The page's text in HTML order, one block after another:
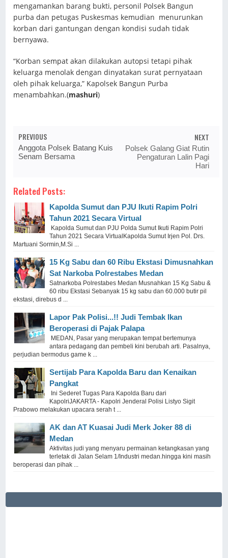
mengamankan barang bukti, personil Polsek Bangun
purba dan petugas Puskesmas kemudian menurunkan
korban dari gantungan dengan kondisi sudah tidak
bernyawa.
“Korban sempat akan dilakukan autopsi tetapi pihak
keluarga menolak dengan dinyatakan surat pernyataan
oleh pihak keluarga,” Kapolsek Bangun Purba
menambahkan.(mashuri)
PREVIOUS
Anggota Polsek Batang Kuis
Senam Bersama
NEXT
Polsek Galang Giat Rutin
Pengaturan Lalin Pagi
Hari
Related Posts:
Kapolda Sumut dan PJU Ikuti Rapim Polri
Tahun 2021 Secara Virtual
Kapolda Sumut dan PJU Polda Sumut Ikuti Rapim Polri
Tahun 2021 Secara VirtualKapolda Sumut Irjen Pol. Drs.
Martuani Sormin,M.Si ...
15 Kg Sabu dan 60 Ribu Ekstasi Dimusnahkan
Sat Narkoba Polrestabes Medan
Satnarkoba Polrestabes Medan Musnahkan 15 Kg Sabu &
60 ribu Ekstasi Sebanyak 15 kg sabu dan 60.000 butir pil
ekstasi, direbus d ...
Lapor Pak Polisi...!! Judi Tembak Ikan
Beroperasi di Pajak Palapa
MEDAN, Pasar yang merupakan tempat bertemunya
antara pedagang dan pembeli kini berubah arti. Pasalnya,
perjudian bermodus game k ...
Sertijab Para Kapolda Baru dan Kenaikan
Pangkat
Ini Sederet Tugas Para Kapolda Baru dari
KapolriJAKARTA - Kapolri Jenderal Polisi Listyo Sigit
Prabowo melakukan upacara serah t ...
AK dan AT Kuasai Judi Merk Joker 88 di
Medan
Aktivitas judi yang menyaru permainan ketangkasan yang
terletak di Jalan Selam 1/Industri medan.hingga kini masih
beroperasi dan pihak ...